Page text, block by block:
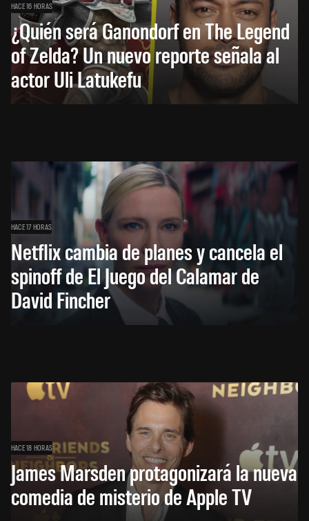
HACE 16 HORAS
¿Quién será Ganondorf en The Legend
of Zelda? Un nuevo reporte señala al
actor Uli Latukefu
HACE 17 HORAS
Netflix cambia de planes y cancela el
spinoff de El Juego del Calamar de
David Fincher
HACE 18 HORAS
James Marsden protagonizará la nueva
comedia de misterio de Apple TV